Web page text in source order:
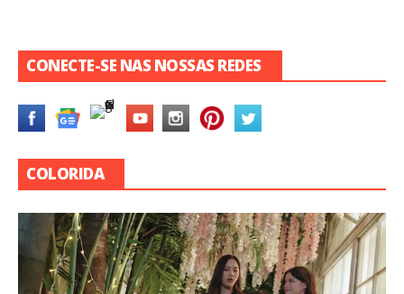
CONECTE-SE NAS NOSSAS REDES
COLORIDA